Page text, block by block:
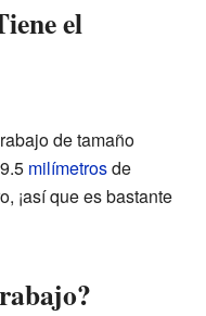
el
de tamaño
milímetrosde
¡así que es bastante